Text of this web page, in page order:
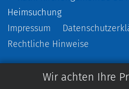
Wir achten Ihre
Heimsuchung
Impressum
Rechtliche Hinweise